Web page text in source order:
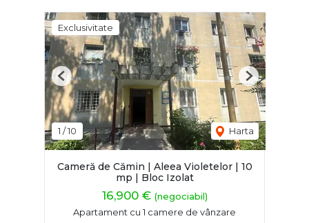
Exclusivitate
1 /10 Harta
Previous Next
Cameră de Cămin | Aleea Violetelor | 10
mp | Bloc Izolat
16,900 € (negociabil)
Apartament cu 1 camere de vânzare